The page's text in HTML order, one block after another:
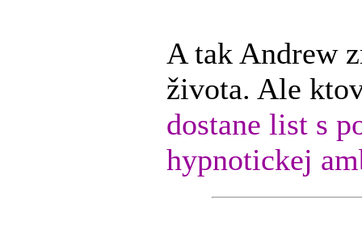
A tak Andrew
života. Ale
dostane list s
hypnotickej